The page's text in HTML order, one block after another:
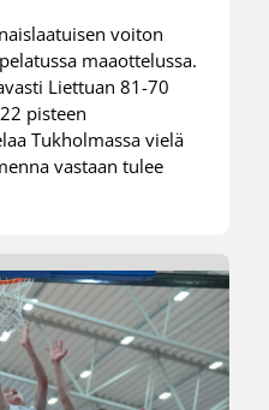
voiton
maaottelussa.
Liettuan 81-70
pisteen
Tukholmassa vielä
vastaan tulee